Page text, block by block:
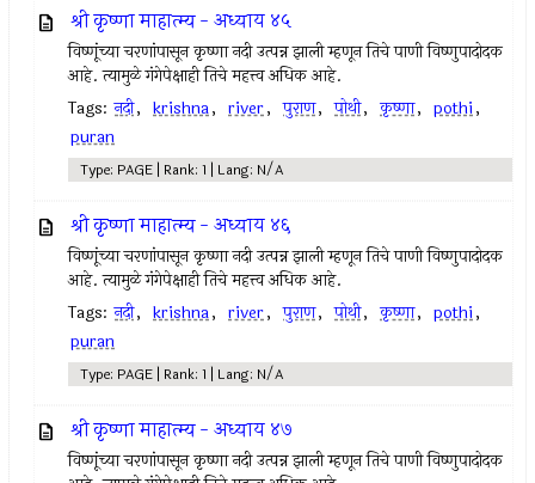
श्री कृष्णा माहात्म्य - अध्याय ४५
विष्णूंच्या चरणांपासून कृष्णा नदी उत्पन्न झाली म्हणून तिचे पाणी विष्णुपादोदक
आहे. त्यामुळे गंगेपेक्षाही तिचे महत्त्व अधिक आहे.
Tags: नदी, krishna, river, पुराण, पोथी, कृष्णा, pothi,
puran
Type: PAGE | Rank: 1 | Lang: N/A
श्री कृष्णा माहात्म्य - अध्याय ४६
विष्णूंच्या चरणांपासून कृष्णा नदी उत्पन्न झाली म्हणून तिचे पाणी विष्णुपादोदक
आहे. त्यामुळे गंगेपेक्षाही तिचे महत्त्व अधिक आहे.
Tags: नदी, krishna, river, पुराण, पोथी, कृष्णा, pothi,
puran
Type: PAGE | Rank: 1 | Lang: N/A
श्री कृष्णा माहात्म्य - अध्याय ४७
विष्णूंच्या चरणांपासून कृष्णा नदी उत्पन्न झाली म्हणून तिचे पाणी विष्णुपादोदक